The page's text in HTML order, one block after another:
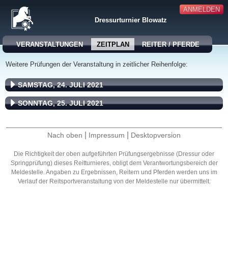
ANMELDEN
Dressurturnier Blowatz
VERANSTALTUNGEN ZEITPLAN REITER / PFERDE
Weitere Prüfungen der Veranstaltung in zeitlicher Reihenfolge:
SAMSTAG, 24. JULI 2021
SONNTAG, 25. JULI 2021
Nach oben Impressum Desktopversion
Die Richtigkeit der oben aufgeführten Prüfungsergebnisse (Dressur oder
Springprüfung) dieses Reitturnieres, obligt dem Verantwortungsbereich der
Meldestelle. Angaben zu Ergebnissen, Reitern und Pferden werden uns im
Verlauf der Reitsportveranstaltung von der Meldestelle nur übermittelt.